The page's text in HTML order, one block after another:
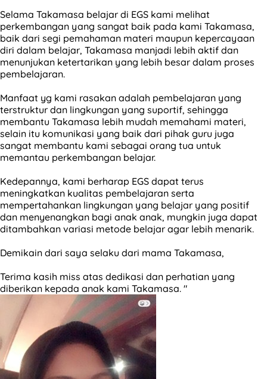
Selama Takamasa belajar di EGS kami melihat
perkembangan yang sangat baik pada kami Takamasa,
baik dari segi pemahaman materi maupun kepercayaan
diri dalam belajar, Takamasa manjadi lebih aktif dan
menunjukan ketertarikan yang lebih besar dalam proses
pembelajaran.
Manfaat yg kami rasakan adalah pembelajaran yang
terstruktur dan lingkungan yang suportif, sehingga
membantu Takamasa lebih mudah memahami materi,
selain itu komunikasi yang baik dari pihak guru juga
sangat membantu kami sebagai orang tua untuk
memantau perkembangan belajar.
Kedepannya, kami berharap EGS dapat terus
meningkatkan kualitas pembelajaran serta
mempertahankan lingkungan yang belajar yang positif
dan menyenangkan bagi anak anak, mungkin juga dapat
ditambahkan variasi metode belajar agar lebih menarik.
Demikain dari saya selaku dari mama Takamasa,
Terima kasih miss atas dedikasi dan perhatian yang
diberikan kepada anak kami Takamasa. "